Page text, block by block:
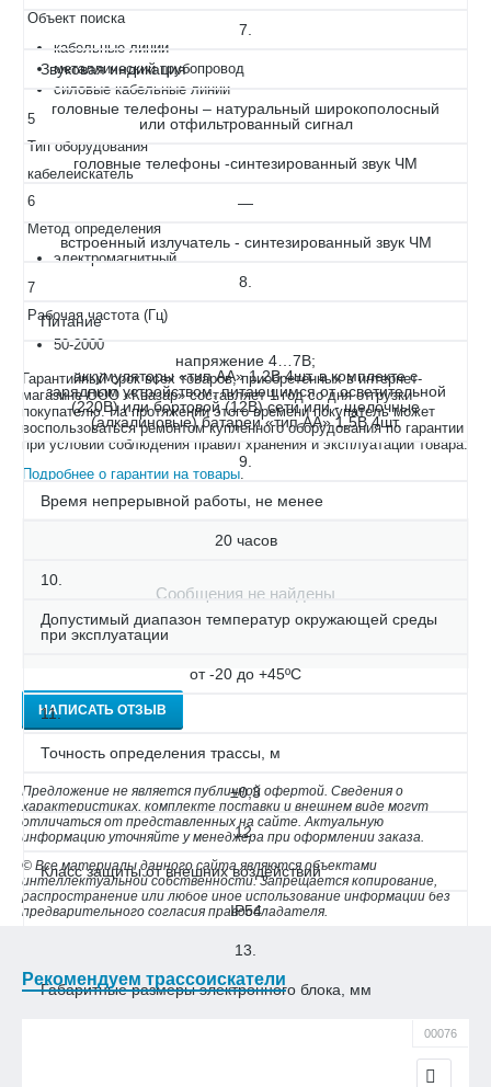
7.
Звуковая индикация
головные телефоны – натуральный широкополосный
или отфильтрованный сигнал
головные телефоны -синтезированный звук ЧМ
—
встроенный излучатель - синтезированный звук ЧМ
8.
Питание
напряжение 4…7В;
аккумуляторы «тип АА» 1,2В 4шт. в комплекте с
зарядным устройством, питающимся от осветительной
(220В) или бортовой (12В) сети или - щелочные
(алкалиновые) батареи «тип АА» 1,5В 4шт.
9.
Время непрерывной работы, не менее
20 часов
10.
Допустимый диапазон температур окружающей среды
при эксплуатации
от -20 до +45ºС
11.
Точность определения трассы, м
±0,3
12.
Класс защиты от внешних воздействий
IP54
13.
Габаритные размеры электронного блока, мм
Объект поиска
кабельные линии
металлический трубопровод
силовые кабельные линии
5
Тип оборудования
кабелеискатель
6
Метод определения
электромагнитный
7
Рабочая частота (Гц)
50-2000
Гарантийный срок всех товаров, приобретённых в интернет-
магазине ООО «Квазар» составляет 1 год со дня отгрузки
покупателю. На протяжении этого времени покупатель может
воспользоваться ремонтом купленного оборудования по гарантии
при условии соблюдения правил хранения и эксплуатации товара.
Подробнее о гарантии на товары.
Сообщения не найдены
НАПИСАТЬ ОТЗЫВ
Предложение не является публичной офертой. Сведения о
характеристиках, комплекте поставки и внешнем виде могут
отличаться от представленных на сайте. Актуальную
информацию уточняйте у менеджера при оформлении заказа.
© Все материалы данного сайта являются объектами
интеллектуальной собственности. Запрещается копирование,
распространение или любое иное использование информации без
предварительного согласия правообладателя.
Рекомендуем трассоискатели
00076